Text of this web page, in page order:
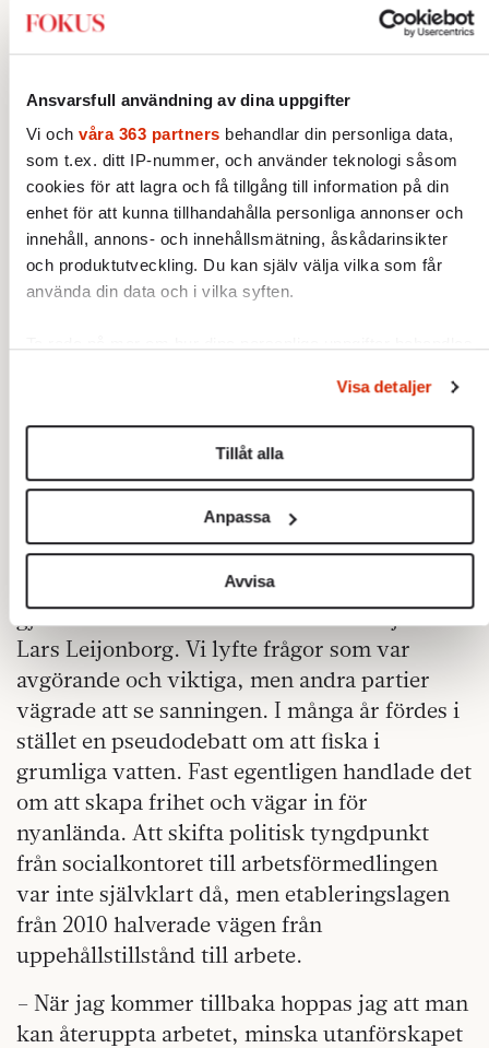
Ansvarsfull användning av dina uppgifter
Vi och våra 363 partners behandlar din personliga data,
som t.ex. ditt IP-nummer, och använder teknologi såsom
cookies för att lagra och få tillgång till information på din
enhet för att kunna tillhandahålla personliga annonser och
innehåll, annons- och innehållsmätning, åskådarinsikter
och produktutveckling. Du kan själv välja vilka som får
använda din data och i vilka syften.
ändra eller dra tillbaka ditt samtycke när som helst från
cookie-förklaringen.
Vi använder enhetsidentifierare för att anpassa innehållet
för sociala medier och analysera vår trafik. Vi
vidarebefordrar även sådana identifierare och annan
information från din enhet till de sociala medier och
annons- och analysföretag som vi samarbetar med. Dessa
kan i sin tur kombinera informationen med annan
information som du har tillhandahållit eller som de har
samlat in när du har använt deras tjänster.
Om du vill läsa mer om hur vi hanterar personuppgifter
kan du göra dethär.
Visa detaljer
Tillåt alla
Anpassa
Avvisa
»varsomhelstare«?
– Det handlar om att resa i Sverige och tala
om de frågor som är viktiga för hela landet.
Sjukvård kan inte bara hanteras ur ett
storstadsperspektiv. Internationellt
samarbete är en liberal fråga, men
nationalstaten kommer fortfarande att vara
viktig. Vi har fokuserat på det internationella
och fnyst lite åt dem som har en lokal
bundenhet. Men vi är fortfarande en nation,
att du ville bli politiker, utan för att du hade
sett att integrationspolitiken inte fungerade.
Hur har det gått på den punkten för Sverige
sedan dess?
– Det går fortfarande inte så väldigt bra. FP
gjorde ett bra arbete med Mauricio Rojas och
Lars Leijonborg. Vi lyfte frågor som var
avgörande och viktiga, men andra partier
vägrade att se sanningen. I många år fördes i
stället en pseudodebatt om att fiska i
grumliga vatten. Fast egentligen handlade det
om att skapa frihet och vägar in för
nyanlända. Att skifta politisk tyngdpunkt
från socialkontoret till arbetsförmedlingen
var inte självklart då, men etableringslagen
från 2010 halverade vägen från
uppehållstillstånd till arbete.
– När jag kommer tillbaka hoppas jag att man
kan återuppta arbetet, minska utanförskapet